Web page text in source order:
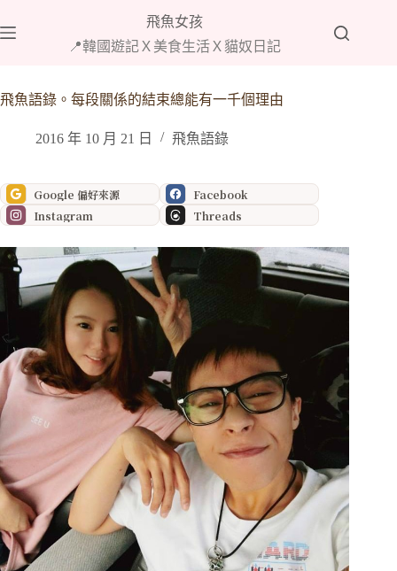
至
內
飛魚女孩
📍韓國遊記Ｘ美食生活Ｘ貓奴日記
飛魚語錄。每段關係的結束總能有一千個理由
2016 年 10 月 21 日 飛魚語錄
Google 偏好來源
Facebook
Instagram
Threads